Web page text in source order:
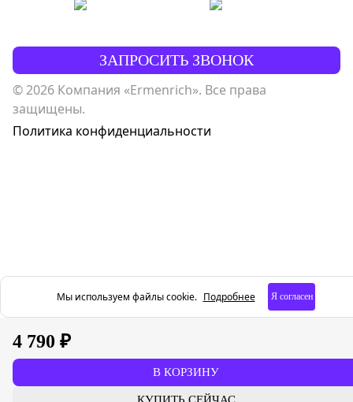
4 790 ₽
В КОРЗИНУ
ЗАПРОСИТЬ ЗВОНОК
© 2026 Компания «Ermenrich». Все права
защищены.
Политика конфиденциальности
Мы используем файлы cookie. Подробнее Я согласен